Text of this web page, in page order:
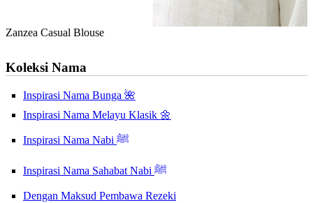
Zanzea Casual Blouse
Koleksi Nama
Inspirasi Nama Bunga 🌺
Inspirasi Nama Melayu Klasik 🌼
Inspirasi Nama Nabi ﷺ
Inspirasi Nama Sahabat Nabi ﷺ
Dengan Maksud Pembawa Rezeki